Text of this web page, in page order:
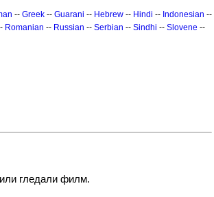
-- Greek -- Guarani -- Hebrew -- Hindi -- Indonesian --
Romanian -- Russian -- Serbian -- Sindhi -- Slovene --
гледали филм.